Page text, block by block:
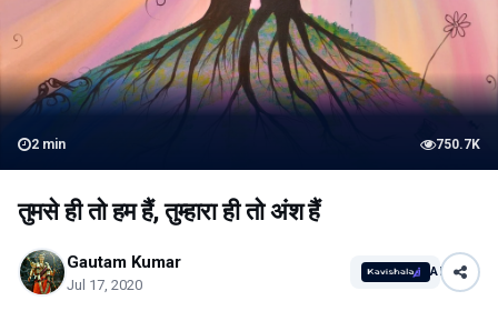
2 min 750.7K
तुमसे ही तो हम हैं, तुम्हारा ही तो अंश हैं
Gautam Kumar
Jul 17, 2020
AI